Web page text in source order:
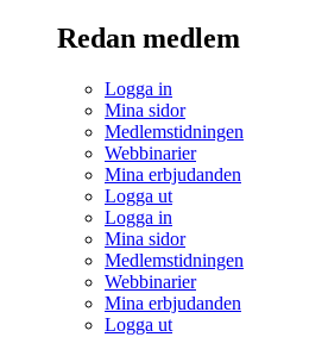
Redan medlem
Logga in
Mina sidor
Medlemstidningen
Webbinarier
Mina erbjudanden
Logga ut
Logga in
Mina sidor
Medlemstidningen
Webbinarier
Mina erbjudanden
Logga ut